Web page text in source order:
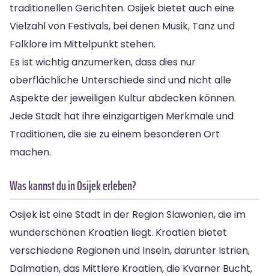
traditionellen Gerichten. Osijek bietet auch eine
Vielzahl von Festivals, bei denen Musik, Tanz und
Folklore im Mittelpunkt stehen.
Es ist wichtig anzumerken, dass dies nur
oberflächliche Unterschiede sind und nicht alle
Aspekte der jeweiligen Kultur abdecken können.
Jede Stadt hat ihre einzigartigen Merkmale und
Traditionen, die sie zu einem besonderen Ort
machen.
Was kannst du in Osijek erleben?
Osijek ist eine Stadt in der Region Slawonien, die im
wunderschönen Kroatien liegt. Kroatien bietet
verschiedene Regionen und Inseln, darunter Istrien,
Dalmatien, das Mittlere Kroatien, die Kvarner Bucht,